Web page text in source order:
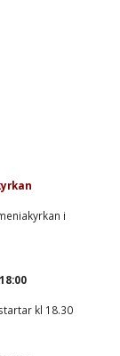
i
18:00
kl 18.30